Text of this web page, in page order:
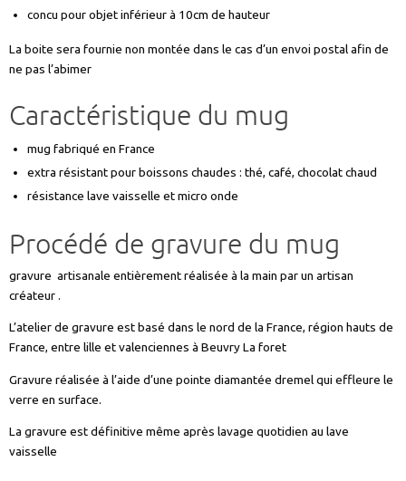
concu pour objet inférieur à 10cm de hauteur
La boite sera fournie non montée dans le cas d’un envoi postal afin de
ne pas l’abimer
Caractéristique du mug
mug fabriqué en France
extra résistant pour boissons chaudes : thé, café, chocolat chaud
résistance lave vaisselle et micro onde
Procédé de gravure du mug
gravure artisanale entièrement réalisée à la main par un artisan
créateur .
L’atelier de gravure est basé dans le nord de la France, région hauts de
France, entre lille et valenciennes à Beuvry La foret
Gravure réalisée à l’aide d’une pointe diamantée dremel qui effleure le
verre en surface.
La gravure est définitive même après lavage quotidien au lave
vaisselle